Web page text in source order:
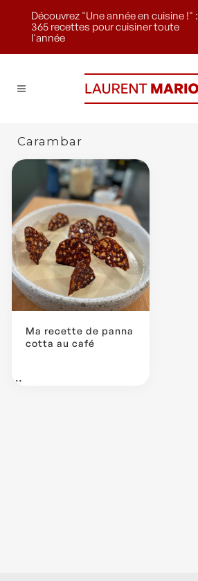
Découvrez "Une année en cuisine !" :
365 recettes pour cuisiner toute
l'année
Carambar
Ma recette de panna
cotta au café
...